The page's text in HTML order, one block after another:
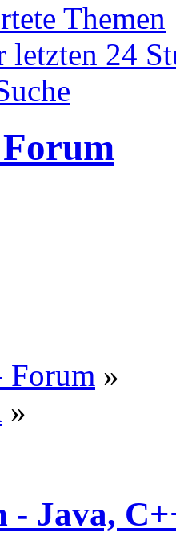
Themen
letzten 24
Forum »
»
- Java,